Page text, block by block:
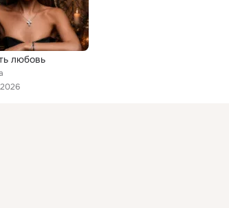
любовь
2026